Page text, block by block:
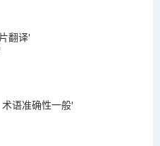
翻译'
语准确性一般'